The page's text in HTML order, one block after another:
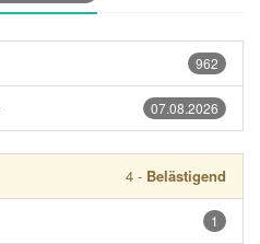
962
07.08.2026
4 - Belästigend
1